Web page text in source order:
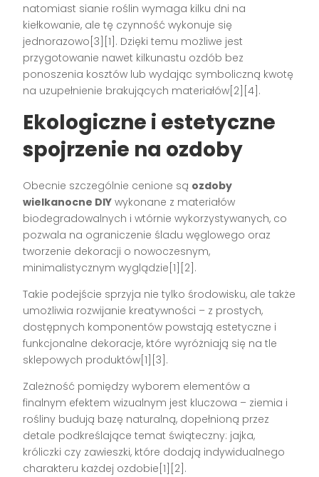
natomiast sianie roślin wymaga kilku dni na
kiełkowanie, ale tę czynność wykonuje się
jednorazowo[3][1]. Dzięki temu możliwe jest
przygotowanie nawet kilkunastu ozdób bez
ponoszenia kosztów lub wydając symboliczną kwotę
na uzupełnienie brakujących materiałów[2][4].
Ekologiczne i estetyczne
spojrzenie na ozdoby
Obecnie szczególnie cenione są ozdoby
wielkanocne DIY wykonane z materiałów
biodegradowalnych i wtórnie wykorzystywanych, co
pozwala na ograniczenie śladu węglowego oraz
tworzenie dekoracji o nowoczesnym,
minimalistycznym wyglądzie[1][2].
Takie podejście sprzyja nie tylko środowisku, ale także
umożliwia rozwijanie kreatywności – z prostych,
dostępnych komponentów powstają estetyczne i
funkcjonalne dekoracje, które wyróżniają się na tle
sklepowych produktów[1][3].
Zależność pomiędzy wyborem elementów a
finalnym efektem wizualnym jest kluczowa – ziemia i
rośliny budują bazę naturalną, dopełnioną przez
detale podkreślające temat świąteczny: jajka,
króliczki czy zawieszki, które dodają indywidualnego
charakteru każdej ozdobie[1][2].